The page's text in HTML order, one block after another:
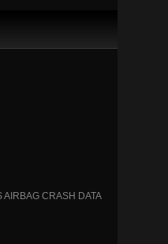
CRASH DATA